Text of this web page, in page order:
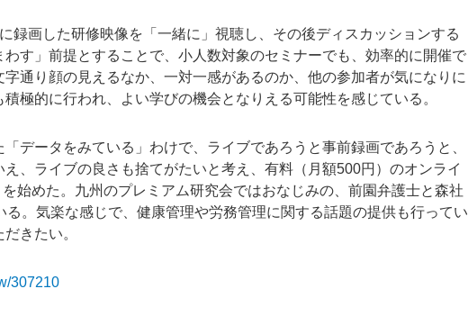
録画した研修映像を「一緒に」視聴し、その後ディスカッションする
す」前提とすることで、小人数対象のセミナーでも、効率的に開催で
通り顔の見えるなか、一対一感があるのか、他の参加者が気になりに
極的に行われ、よい学びの機会となりえる可能性を感じている。
データをみている」わけで、ライブであろうと事前録画であろうと、
、ライブの良さも捨てがたいと考え、有料（月額500円）のオンライ
始めた。九州のプレミアム研究会ではおなじみの、前園弁護士と森社
。気楽な感じで、健康管理や労務管理に関する話題の提供も行ってい
きたい。
307210